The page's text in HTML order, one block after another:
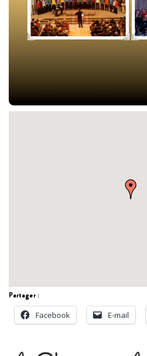
Partager :
Facebook
E-mail